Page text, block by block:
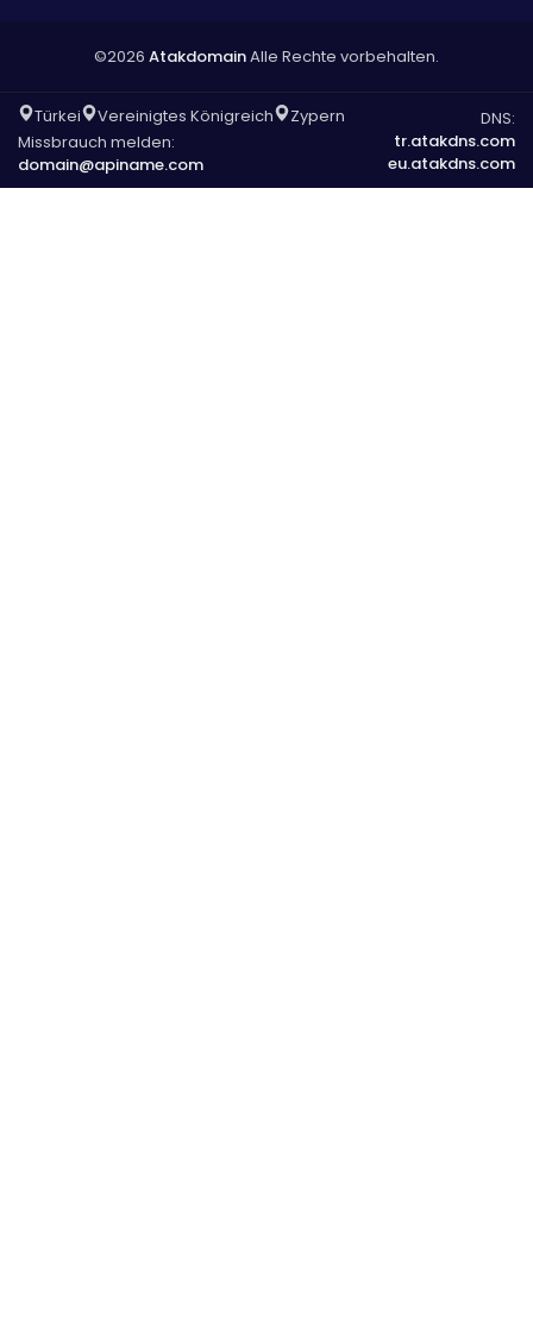
©2026 AtakdomainAlle Rechte vorbehalten.
Türkei Vereinigtes Königreich
Zypern
Missbrauch melden:
domain@apiname.com
DNS:
tr.atakdns.com
eu.atakdns.com